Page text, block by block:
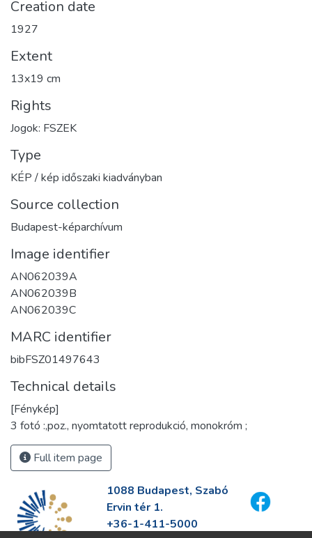
Creation date
1927
Extent
13x19 cm
Rights
Jogok: FSZEK
Type
KÉP / kép időszaki kiadványban
Source collection
Budapest-képarchívum
Image identifier
AN062039A
AN062039B
AN062039C
MARC identifier
bibFSZ01497643
Technical details
[Fénykép]
3 fotó :,poz., nyomtatott reprodukció, monokróm ;
Full item page
1088 Budapest, Szabó
Ervin tér 1.
+36-1-411-5000